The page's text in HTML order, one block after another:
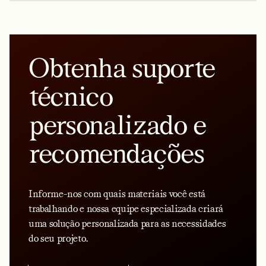
Obtenha suporte
técnico
personalizado e
recomendações
Informe-nos com quais materiais você está
trabalhando e nossa equipe especializada criará
uma solução personalizada para as necessidades
do seu projeto.